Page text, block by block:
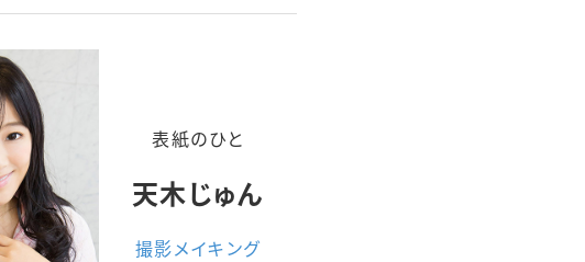
表紙のひと
天木じゅん
撮影メイキング